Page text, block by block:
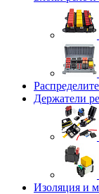
Держатели
Изоляция и